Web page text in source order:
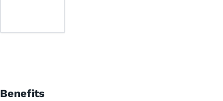
Benefits